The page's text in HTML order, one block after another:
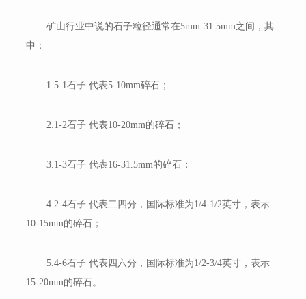
矿山行业中说的石子粒径通常在5mm-31.5mm之间，其
中：
1.5-1石子 代表5-10mm碎石；
2.1-2石子 代表10-20mm的碎石；
3.1-3石子 代表16-31.5mm的碎石；
4.2-4石子 代表二四分，国际标准为1/4-1/2英寸，表示
10-15mm的碎石；
5.4-6石子 代表四六分，国际标准为1/2-3/4英寸，表示
15-20mm的碎石。